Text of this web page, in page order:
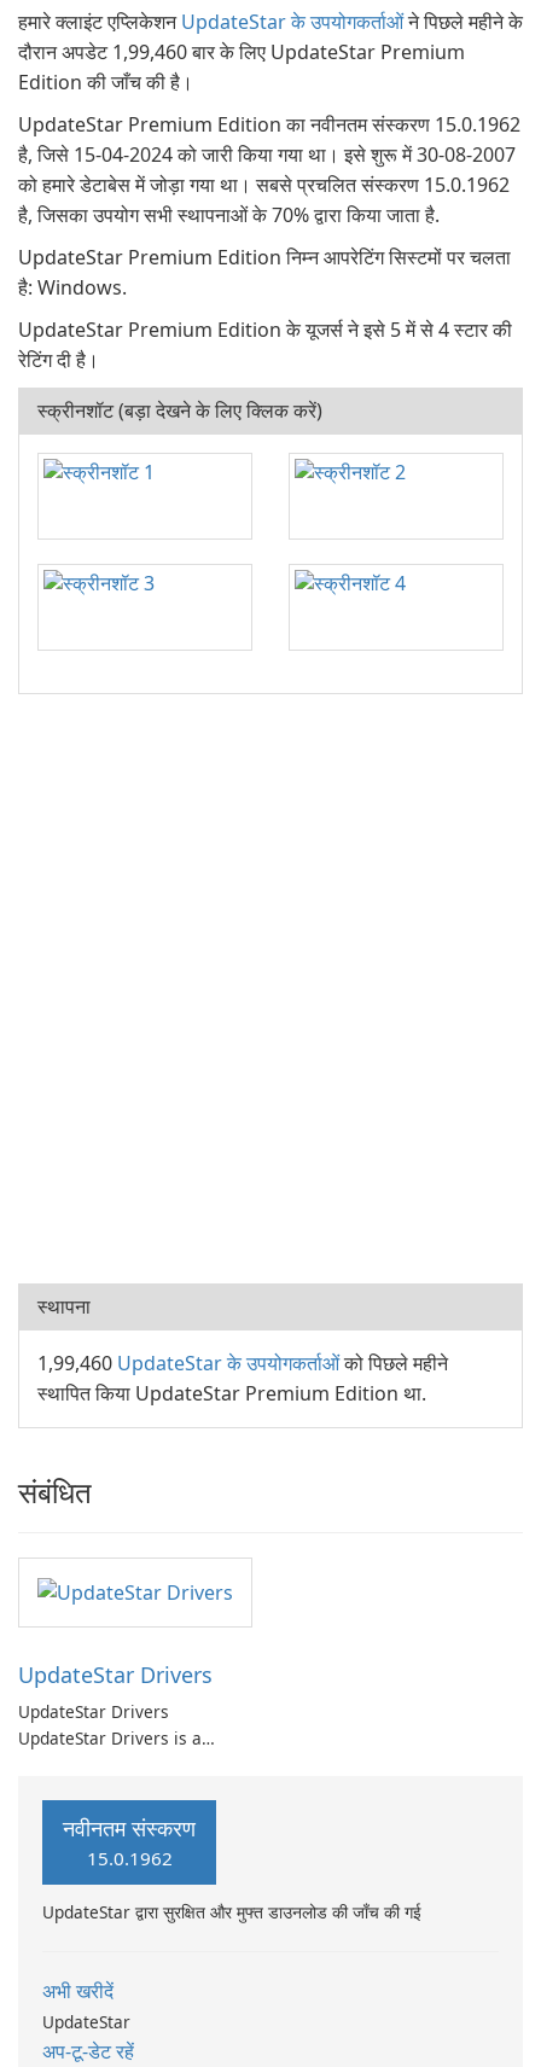
हमारे क्लाइंट एप्लिकेशनUpdateStar के उपयोगकर्ताओंने पिछले महीने के
दौरान अपडेट 1,99,460 बार के लिए UpdateStar Premium
Edition की जाँच की है।
UpdateStar Premium Edition का नवीनतम संस्करण 15.0.1962
है, जिसे 15-04-2024 को जारी किया गया था। इसे शुरू में 30-08-2007
को हमारे डेटाबेस में जोड़ा गया था। सबसे प्रचलित संस्करण 15.0.1962
है, जिसका उपयोग सभी स्थापनाओं के 70% द्वारा किया जाता है.
UpdateStar Premium Edition निम्न आपरेटिंग सिस्टमों पर चलता
है: Windows.
UpdateStar Premium Edition के यूजर्स ने इसे 5 में से 4 स्टार की
रेटिंग दी है।
स्क्रीनशॉट (बड़ा देखने के लिए क्लिक करें)
स्थापना
1,99,460 UpdateStar के उपयोगकर्ताओंको पिछले महीने
स्थापित किया UpdateStar Premium Edition था.
संबंधित
UpdateStar Drivers
UpdateStar Drivers
UpdateStar Drivers is a
download, installation, and
नवीनतम संस्करण
15.0.1962
UpdateStar द्वारा सुरक्षित और मुफ्त डाउनलोड की जाँच की गई
अभी खरीदें
UpdateStar
अप-टू-डेट रहें